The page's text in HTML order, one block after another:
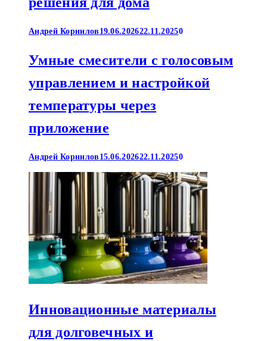
Андрей Корнилов 19.06.202622.11.20250
Умные смесители с голосовым
управлением и настройкой
температуры через
приложение
Андрей Корнилов 15.06.202622.11.20250
Инновационные материалы
для долговечных и